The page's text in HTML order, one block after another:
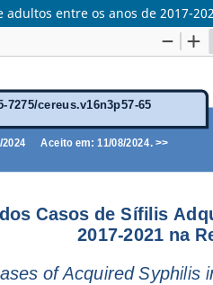
entre os anos de 2017-